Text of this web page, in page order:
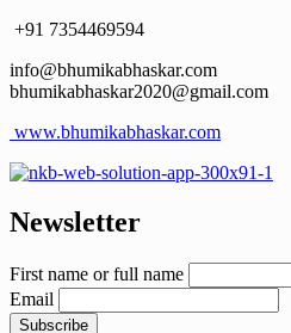
+91 7354469594
info@bhumikabhaskar.com
bhumikabhaskar2020@gmail.com
www.bhumikabhaskar.com
Newsletter
First name or full name
Email